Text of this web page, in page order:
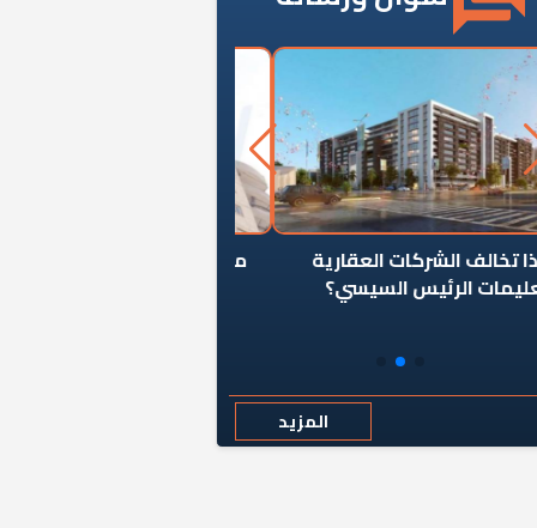
يوقف سرطان الأبراج السكنية
المخالفة ياحكومة؟
المزيد